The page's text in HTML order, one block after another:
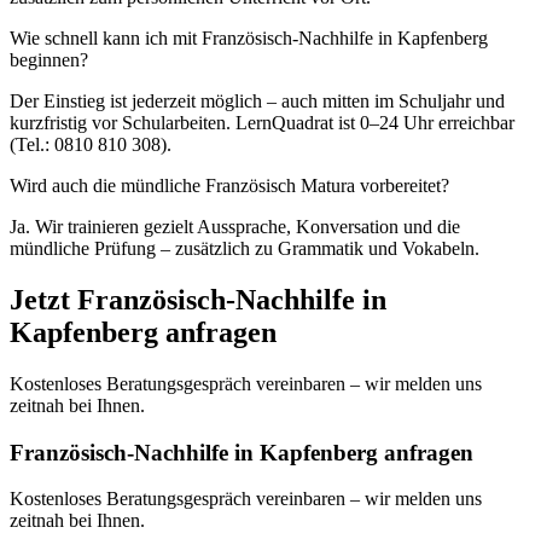
Wie schnell kann ich mit Französisch-Nachhilfe in Kapfenberg
beginnen?
Der Einstieg ist jederzeit möglich – auch mitten im Schuljahr und
kurzfristig vor Schularbeiten. LernQuadrat ist 0–24 Uhr erreichbar
(Tel.: 0810 810 308).
Wird auch die mündliche Französisch Matura vorbereitet?
Ja. Wir trainieren gezielt Aussprache, Konversation und die
mündliche Prüfung – zusätzlich zu Grammatik und Vokabeln.
Jetzt Französisch-Nachhilfe in
Kapfenberg anfragen
Kostenloses Beratungsgespräch vereinbaren – wir melden uns
zeitnah bei Ihnen.
Französisch-Nachhilfe in Kapfenberg anfragen
Kostenloses Beratungsgespräch vereinbaren – wir melden uns
zeitnah bei Ihnen.